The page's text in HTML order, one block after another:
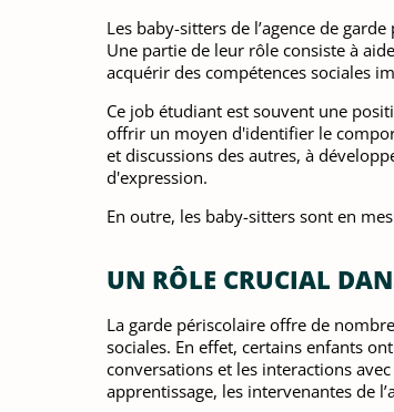
Les baby-sitters de l’agence de
Une partie de leur rôle consiste à
acquérir des compétences sociales
Ce job étudiant est souvent une
offrir un moyen d'identifier le
et discussions des autres, à
d'expression.
En outre, les baby-sitters sont en
UN RÔLE CRUCIAL
La garde périscolaire offre de
sociales. En effet, certains enfants
conversations et les interactions
apprentissage, les intervenantes de